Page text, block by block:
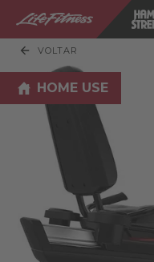
VOLTAR
HOME USE